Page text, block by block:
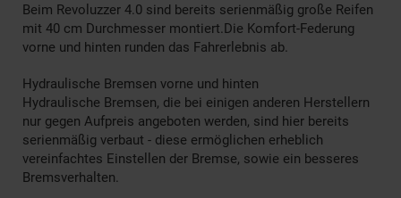
Beim Revoluzzer 4.0 sind bereits serienmäßig große Reifen
mit 40 cm Durchmesser montiert.Die Komfort-Federung
vorne und hinten runden das Fahrerlebnis ab.
Hydraulische Bremsen vorne und hinten
Hydraulische Bremsen, die bei einigen anderen Herstellern
nur gegen Aufpreis angeboten werden, sind hier bereits
serienmäßig verbaut - diese ermöglichen erheblich
vereinfachtes Einstellen der Bremse, sowie ein besseres
Bremsverhalten.